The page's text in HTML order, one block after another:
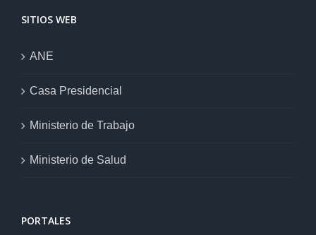
SITIOS WEB
ANE
Casa Presidencial
Ministerio de Trabajo
Ministerio de Salud
PORTALES